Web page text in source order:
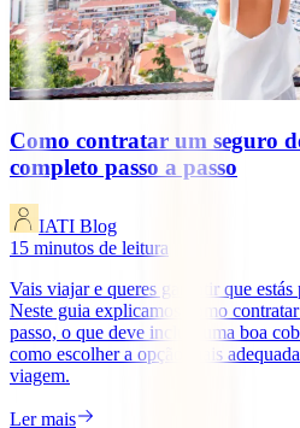
Como contratar um seguro
completo passo a passo
IATI Blog
15 minutos de leitura
Vais viajar e queres garantir que
Neste guia explicamos como
passo, o que deve incluir uma boa
como escolher a opção mais
viagem.
Ler mais